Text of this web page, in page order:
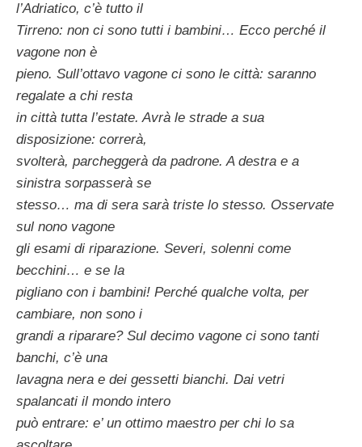
l’Adriatico, c’è tutto il
Tirreno: non ci sono tutti i bambini… Ecco perché il
vagone non è
pieno. Sull’ottavo vagone ci sono le città: saranno
regalate a chi resta
in città tutta l’estate. Avrà le strade a sua
disposizione: correrà,
svolterà, parcheggerà da padrone. A destra e a
sinistra sorpasserà se
stesso… ma di sera sarà triste lo stesso. Osservate
sul nono vagone
gli esami di riparazione. Severi, solenni come
becchini… e se la
pigliano con i bambini! Perché qualche volta, per
cambiare, non sono i
grandi a riparare? Sul decimo vagone ci sono tanti
banchi, c’è una
lavagna nera e dei gessetti bianchi. Dai vetri
spalancati il mondo intero
può entrare: e’ un ottimo maestro per chi lo sa